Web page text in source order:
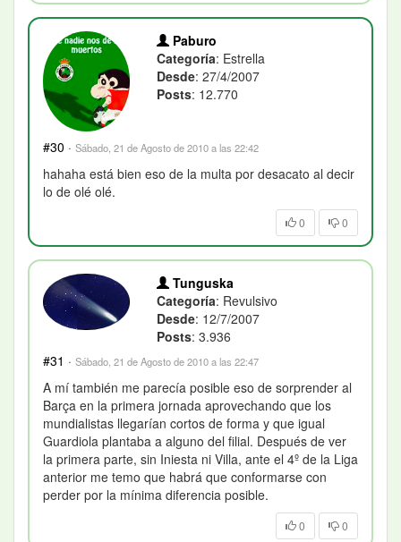
Paburo
Categoría: Estrella
Desde: 27/4/2007
Posts: 12.770
#30 · Sábado, 21 de Agosto de 2010 a las 22:42
hahaha está bien eso de la multa por desacato al decir
lo de olé olé.
0 0
Tunguska
Categoría: Revulsivo
Desde: 12/7/2007
Posts: 3.936
#31 · Sábado, 21 de Agosto de 2010 a las 22:47
A mí también me parecía posible eso de sorprender al
Barça en la primera jornada aprovechando que los
mundialistas llegarían cortos de forma y que igual
Guardiola plantaba a alguno del filial. Después de ver
la primera parte, sin Iniesta ni Villa, ante el 4º de la Liga
anterior me temo que habrá que conformarse con
perder por la mínima diferencia posible.
0 0